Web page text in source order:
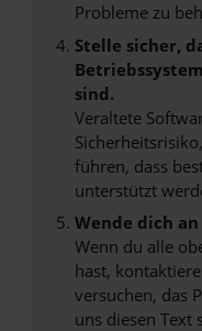
Probleme zu
Stelle sicher,
sind.
Veraltete
führen, dass
unterstützt
Wende dich
Wenn du alle
hast,
versuchen, das
uns diesen Text